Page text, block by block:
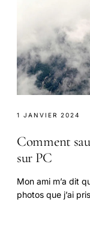
1 JANVIER 2024
Comment
sur PC
Mon ami m’a dit
photos que j’ai